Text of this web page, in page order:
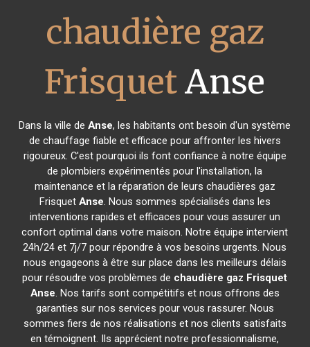
chaudière gaz
FrisquetAnse
Dans la ville deAnse, les habitants ont besoin d'un système
de chauffage fiable et efficace pour affronter les hivers
rigoureux. C'est pourquoi ils font confiance à notre équipe
de plombiers expérimentés pour l'installation, la
maintenance et la réparation de leurs chaudières gaz
Frisquet Anse. Nous sommes spécialisés dans les
interventions rapides et efficaces pour vous assurer un
confort optimal dans votre maison. Notre équipe intervient
24h/24 et 7j/7 pour répondre à vos besoins urgents. Nous
nous engageons à être sur place dans les meilleurs délais
pour résoudre vos problèmes de chaudière gaz Frisquet
Anse. Nos tarifs sont compétitifs et nous offrons des
garanties sur nos services pour vous rassurer. Nous
sommes fiers de nos réalisations et nos clients satisfaits
en témoignent. Ils apprécient notre professionnalisme,